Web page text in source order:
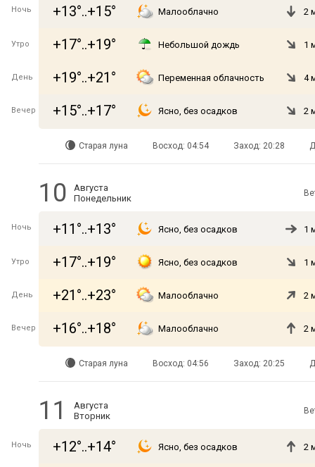
Ночь +13°..+15° Малооблачно 2
Утро +17°..+19° Небольшой дождь 1
День +19°..+21° Переменная облачность 4
Вечер +15°..+17° Ясно, без осадков 2
Старая луна Восход: 04:54 Заход: 20:28
10
Августа
Понедельник
Ночь +11°..+13° Ясно, без осадков 1
Утро +17°..+19° Ясно, без осадков 1
День +21°..+23° Малооблачно 2
Вечер +16°..+18° Малооблачно 2
Старая луна Восход: 04:56 Заход: 20:25
11
Августа
Вторник
Ночь +12°..+14° Ясно, без осадков 2